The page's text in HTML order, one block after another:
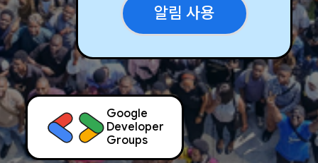
알림 사용
Google
Developer
Groups